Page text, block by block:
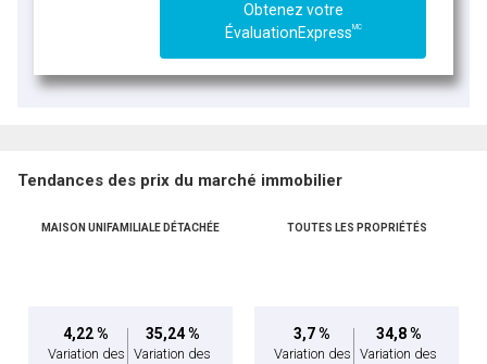
Obtenez votre
ÉvaluationExpressMC
Tendances des prix du marché immobilier
MAISON UNIFAMILIALE DÉTACHÉE
4,22 %
Variation des
35,24 %
Variation des
TOUTES LES PROPRIÉTÉS
3,7 %
Variation des
34,8 %
Variation des